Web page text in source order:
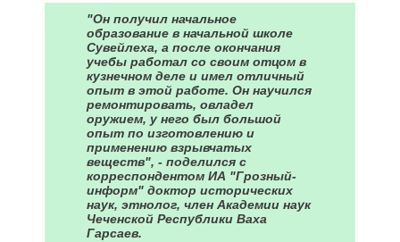
"Он получил начальное
образование в начальной школе
Сувейлеха, а после окончания
учебы работал со своим отцом в
кузнечном деле и имел отличный
опыт в этой работе. Он научился
ремонтировать, овладел
оружием, у него был большой
опыт по изготовлению и
применению взрывчатых
веществ", - поделился с
корреспондентом ИА "Грозный-
информ" доктор исторических
наук, этнолог, член Академии наук
Чеченской Республики Ваха
Гарсаев.